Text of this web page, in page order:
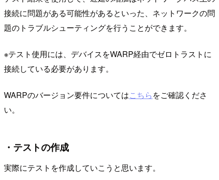
接続に問題がある可能性があるといった、ネットワークの問
題のトラブルシューティングを行うことができます。
※テスト使用には、デバイスをWARP経由でゼロトラストに
接続している必要があります。
WARPのバージョン要件についてはこちらをご確認くださ
い。
・テストの作成
実際にテストを作成していこうと思います。